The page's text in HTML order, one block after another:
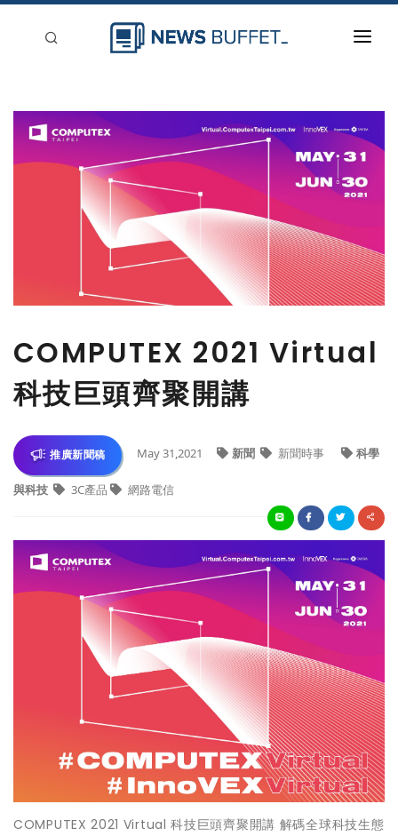
新聞稿分類
COMPUTEX 2021 Virtual
科技巨頭齊聚開講
推廣新聞稿 May 31,2021 新聞 新聞時事 科學
與科技 3C產品 網路電信
COMPUTEX 2021 Virtual 科技巨頭齊聚開講 解碼全球科技生態